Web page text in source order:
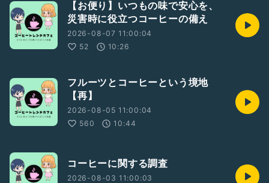
【お便り】いつもの味で安心を、
災害時に役立つコーヒーの備え
2026-08-07 11:00:04
52
10:26
フルーツとコーヒーという境地
【再】
2026-08-05 11:00:04
560
10:44
コーヒーに関する調査
2026-08-03 11:00:03